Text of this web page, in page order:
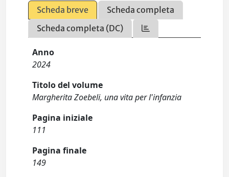
Scheda breve
Scheda completa
Scheda completa (DC)
Anno
2024
Titolo del volume
Margherita Zoebeli, una vita per l'infanzia
Pagina iniziale
111
Pagina finale
149